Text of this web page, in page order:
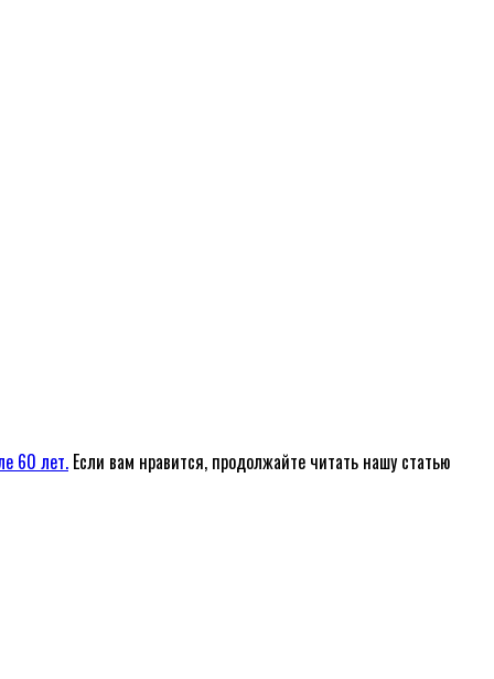
60 лет. Если вам нравится, продолжайте читать нашу статью